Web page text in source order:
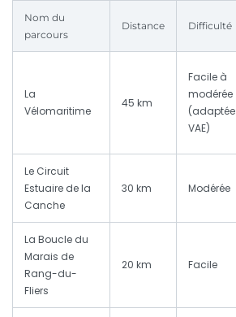
Nom du
parcours
Distance Difficulté
La
Vélomaritime
45 km
Facile à
modérée
(adaptée
VAE)
Le Circuit
Estuaire de la
Canche
30 km Modérée
La Boucle du
Marais de
Rang-du-
Fliers
20 km Facile